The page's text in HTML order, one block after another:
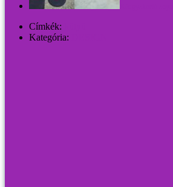
Címkék:
Kategória: